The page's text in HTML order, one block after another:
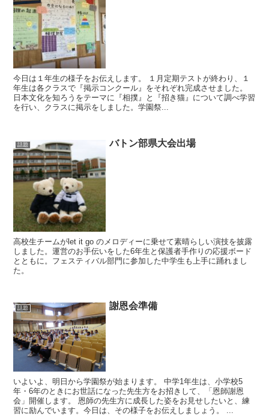
今日は１年生の様子をお伝えします。 １月定期テストが終わり、１
年生は各クラスで『掲示コンクール』をそれぞれ完成させました。
日本文化を知ろうをテーマに『相撲』と『招き猫』について調べ学習
を行い、クラスに掲示をしました。学園祭...
話題 バトン部県大会出場
高校生チームがlet it go のメロディーに乗せて素晴らしい演技を披露
しました。運営のお手伝いをした6年生と保護者手作りの応援ボード
とともに。フェスティバル部門に参加した中学生も上手に踊れまし
た。
話題 謝恩会準備
いよいよ、明日から学園祭が始まります。 中学1年生は、小学校5
年・6年のときにお世話になった先生方をお招きして、「恩師謝恩
会」開催します。 恩師の先生方に成長した姿をお見せしたいと、練
習に励んでいます。今日は、その様子をお伝えしましょう。 ...